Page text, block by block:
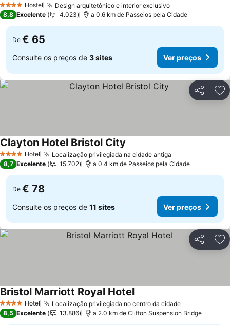
4 EstrelasHostel Design arquitetônico e interior exclusivoVer preços
8,8 Excelente 4.023 a 0.6 km de Passeios pela Cidade
De € 65
Consulte os preços de 3 sites Ver preços
Partilhar
4 EstrelasHotel Localização privilegiada na cidade antiga
Clayton Hotel Bristol City
8,7 Excelente 15.702 a 0.4 km de Passeios pela Cidade
De € 78
Consulte os preços de 11 sites Ver preços
Partilhar
4 EstrelasHotel Localização privilegiada no centro da cidadeVer preços
Bristol Marriott Royal HotelVer preços
8,5 Excelente 13.886 a 2.0 km de Clifton Suspension Bridge